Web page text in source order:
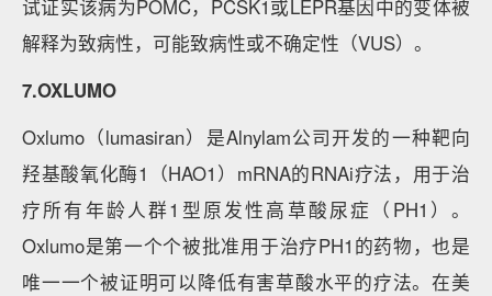
试证实该病为POMC，PCSK1或LEPR基因中的变体被
解释为致病性，可能致病性或不确定性（VUS）。
7.OXLUMO
Oxlumo（lumasiran）是Alnylam公司开发的一种靶向
羟基酸氧化酶1（HAO1）mRNA的RNAi疗法，用于治
疗所有年龄人群1型原发性高草酸尿症（PH1）。
Oxlumo是第一个个被批准用于治疗PH1的药物，也是
唯一一个被证明可以降低有害草酸水平的疗法。在美